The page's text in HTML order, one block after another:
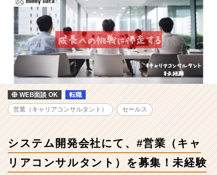
採
用/
求
人
-
シ
ス
テ
ム
開
発
会
に
て、
営
WEB面談 OK 転職
営業（キャリアコンサルタント） セールス
システム開発会社にて、#営業（キャ
リアコンサルタント）を募集！未経験